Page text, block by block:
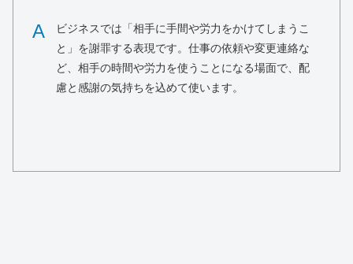
A
ビジネスでは「相手に手間や労力をかけてしまうこ
と」を謝罪する表現です。仕事の依頼や変更連絡な
ど、相手の時間や労力を使うことになる場面で、配
慮と感謝の気持ちを込めて使います。